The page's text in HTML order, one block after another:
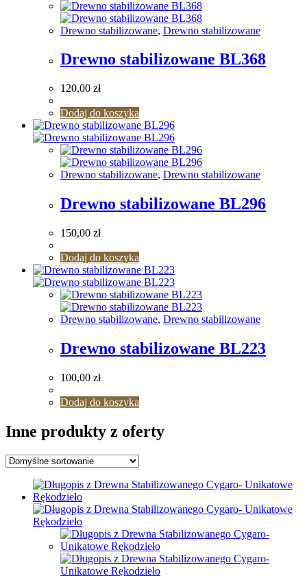
Drewno stabilizowane, Drewno stabilizowane
Drewno stabilizowane BL368
120,00 zł
Dodaj do koszyka
Drewno stabilizowane, Drewno stabilizowane
Drewno stabilizowane BL296
150,00 zł
Dodaj do koszyka
Drewno stabilizowane, Drewno stabilizowane
Drewno stabilizowane BL223
100,00 zł
Dodaj do koszyka
Inne produkty z oferty